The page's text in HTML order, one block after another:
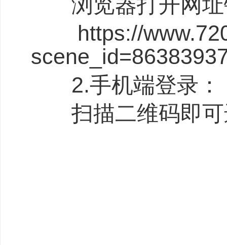
https://
2.手机端登录：
扫描二维码即可